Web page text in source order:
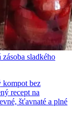
sladkého
kompot bez
recept na
šťavnaté a plné